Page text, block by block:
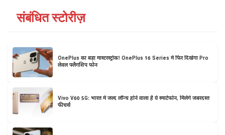
संबंधित स्टोरीज़
OnePlus का बड़ा मास्टरस्ट्रोक! OnePlus 16 Series में फिर दिखेगा Pro
लेवल फ्लैगशिप फोन
Vivo V60 5G: भारत में जल्द लॉन्च होने वाला है ये स्मार्टफोन, मिलेंगे जबरदस्त
फीचर्स